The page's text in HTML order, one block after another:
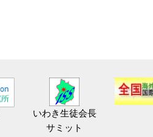
いわき生徒会長
サミット